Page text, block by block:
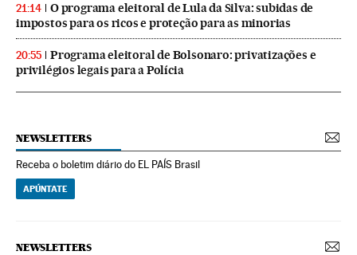
21:14
O programa eleitoral de Lula da Silva: subidas de
impostos para os ricos e proteção para as minorias
20:55
Programa eleitoral de Bolsonaro: privatizações e
privilégios legais para a Polícia
NEWSLETTERS
Receba o boletim diário do EL PAÍS Brasil
APÚNTATE
NEWSLETTERS